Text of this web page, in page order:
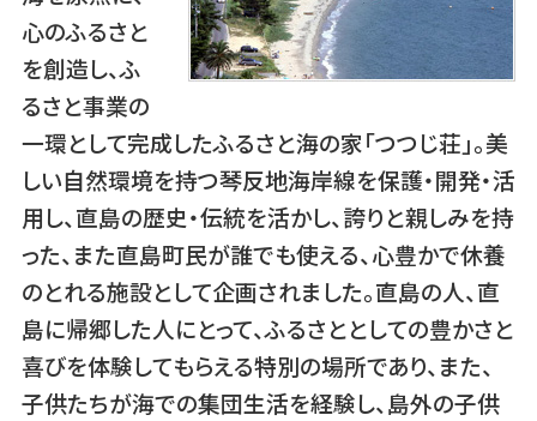
心のふるさと
を創造し、ふ
るさと事業の
一環として完成したふるさと海の家「つつじ荘」。美
しい自然環境を持つ琴反地海岸線を保護・開発・活
用し、直島の歴史・伝統を活かし、誇りと親しみを持
った、また直島町民が誰でも使える、心豊かで休養
のとれる施設として企画されました。直島の人、直
島に帰郷した人にとって、ふるさととしての豊かさと
喜びを体験してもらえる特別の場所であり、また、
子供たちが海での集団生活を経験し、島外の子供